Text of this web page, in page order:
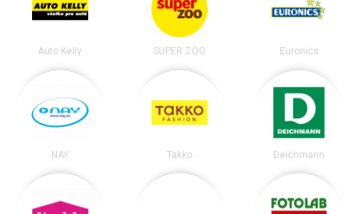
Auto Kelly SUPER ZOO Euronics
NAY Takko Deichmann